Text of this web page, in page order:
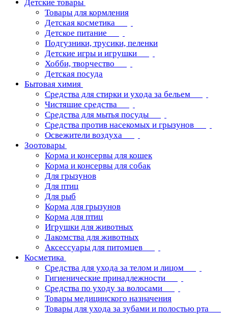
Детские товары
Товары для кормления
Детская косметика
Детское питание
Подгузники, трусики, пеленки
Детские игры и игрушки
Хобби, творчество
Детская посуда
Бытовая химия
Средства для стирки и ухода за бельем
Чистящие средства
Средства для мытья посуды
Средства против насекомых и грызунов
Освежители воздуха
Зоотовары
Корма и консервы для кошек
Корма и консервы для собак
Для грызунов
Для птиц
Для рыб
Корма для грызунов
Корма для птиц
Игрушки для животных
Лакомства для животных
Аксессуары для питомцев
Косметика
Средства для ухода за телом и лицом
Гигиенические принадлежности
Средства по уходу за волосами
Товары медицинского назначения
Товары для ухода за зубами и полостью рта